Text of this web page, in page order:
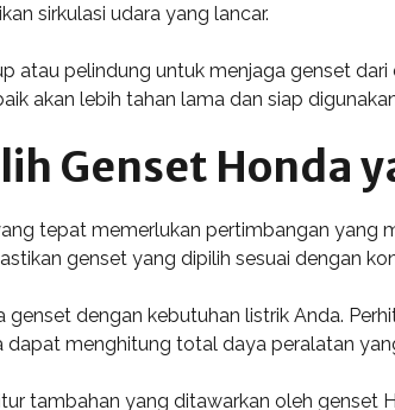
sirkulasi udara yang lancar.
atau pelindung untuk menjaga genset
akan lebih tahan lama dan siap
Genset Honda
tepat memerlukan pertimbangan yang
genset yang dipilih sesuai dengan
genset dengan kebutuhan listrik Anda.
dapat menghitung total daya peralatan
tambahan yang ditawarkan oleh genset